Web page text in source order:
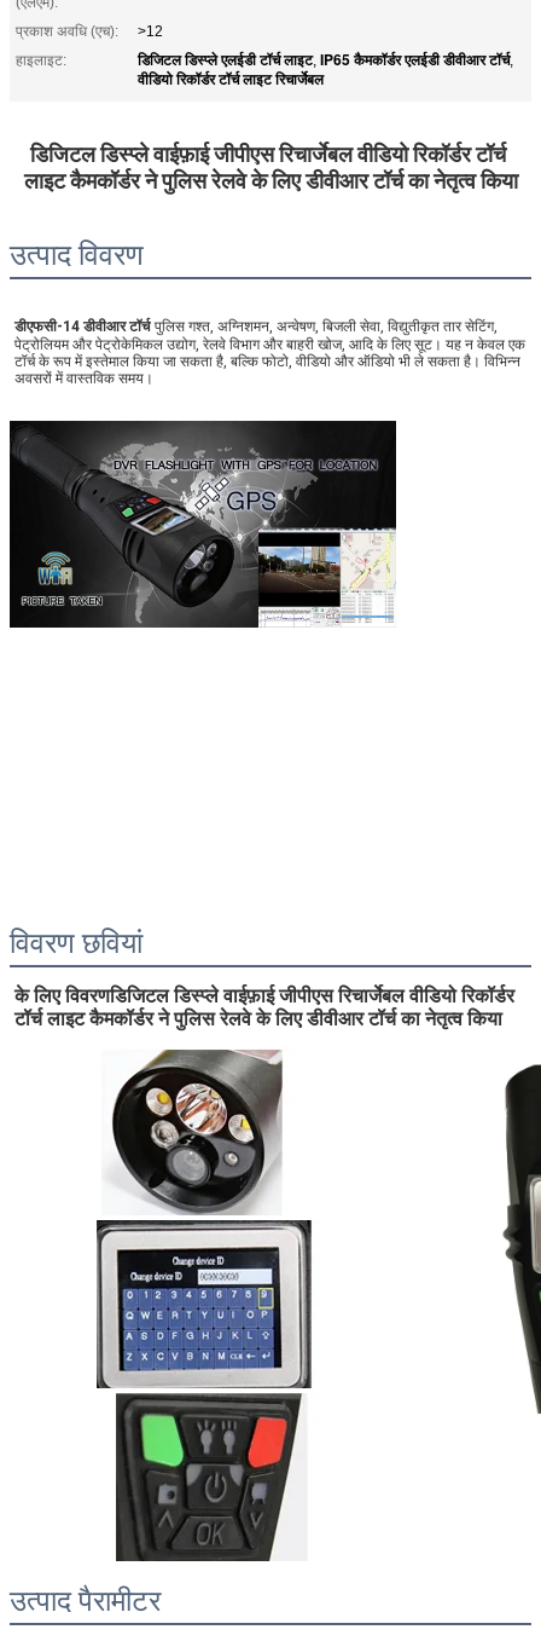
प्रकाश अवधि (एच):
>12
हाइलाइट:
डिजिटल डिस्प्ले एलईडी टॉर्च लाइट, IP65 कैमकॉर्डर एलईडी डीवीआर टॉर्च,
वीडियो रिकॉर्डर टॉर्च लाइट रिचार्जेबल
डिजिटल डिस्प्ले वाईफ़ाई जीपीएस रिचार्जेबल वीडियो रिकॉर्डर टॉर्च
लाइट कैमकॉर्डर ने पुलिस रेलवे के लिए डीवीआर टॉर्च का नेतृत्व किया
उत्पाद विवरण
डीएफसी-14 डीवीआर टॉर्च पुलिस गश्त, अग्निशमन, अन्वेषण, बिजली सेवा, विद्युतीकृत तार सेटिंग,
पेट्रोलियम और पेट्रोकेमिकल उद्योग, रेलवे विभाग और बाहरी खोज, आदि के लिए सूट। यह न केवल एक
टॉर्च के रूप में इस्तेमाल किया जा सकता है, बल्कि फोटो, वीडियो और ऑडियो भी ले सकता है। विभिन्न
अवसरों में वास्तविक समय।
विवरण छवियां
के लिए विवरणडिजिटल डिस्प्ले वाईफ़ाई जीपीएस रिचार्जेबल वीडियो रिकॉर्डर
टॉर्च लाइट कैमकॉर्डर ने पुलिस रेलवे के लिए डीवीआर टॉर्च का नेतृत्व किया
उत्पाद पैरामीटर